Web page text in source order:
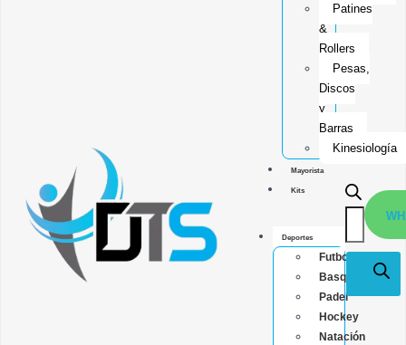
Patines
&
Rollers
Pesas,
Discos
y
Barras
Kinesiología
Mayorista
Kits
Deportes
Futbol
Basquet
Padel
Hockey
Natación